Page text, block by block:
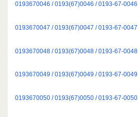
0193670046 / 0193(67)0046 / 0193-67-0046
0193670047 / 0193(67)0047 / 0193-67-0047
0193670048 / 0193(67)0048 / 0193-67-0048
0193670049 / 0193(67)0049 / 0193-67-0049
0193670050 / 0193(67)0050 / 0193-67-0050